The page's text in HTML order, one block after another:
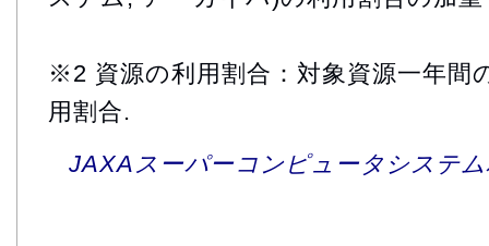
※2 資源の利用割合：対象資源一年間
用割合.
JAXAスーパーコンピュータシステ